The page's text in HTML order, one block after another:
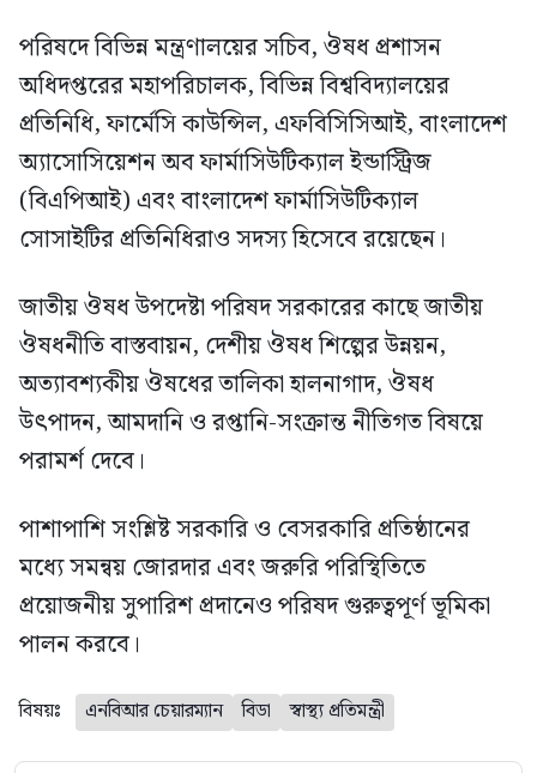
পরিষদে বিভিন্ন মন্ত্রণালয়ের সচিব, ঔষধ প্রশাসন
অধিদপ্তরের মহাপরিচালক, বিভিন্ন বিশ্ববিদ্যালয়ের
প্রতিনিধি, ফার্মেসি কাউন্সিল, এফবিসিসিআই, বাংলাদেশ
অ্যাসোসিয়েশন অব ফার্মাসিউটিক্যাল ইন্ডাস্ট্রিজ
(বিএপিআই) এবং বাংলাদেশ ফার্মাসিউটিক্যাল
সোসাইটির প্রতিনিধিরাও সদস্য হিসেবে রয়েছেন।
জাতীয় ঔষধ উপদেষ্টা পরিষদ সরকারের কাছে জাতীয়
ঔষধনীতি বাস্তবায়ন, দেশীয় ঔষধ শিল্পের উন্নয়ন,
অত্যাবশ্যকীয় ঔষধের তালিকা হালনাগাদ, ঔষধ
উৎপাদন, আমদানি ও রপ্তানি-সংক্রান্ত নীতিগত বিষয়ে
পরামর্শ দেবে।
পাশাপাশি সংশ্লিষ্ট সরকারি ও বেসরকারি প্রতিষ্ঠানের
মধ্যে সমন্বয় জোরদার এবং জরুরি পরিস্থিতিতে
প্রয়োজনীয় সুপারিশ প্রদানেও পরিষদ গুরুত্বপূর্ণ ভূমিকা
পালন করবে।
বিষয়ঃ এনবিআর চেয়ারম্যান বিডা স্বাস্থ্য প্রতিমন্ত্রী